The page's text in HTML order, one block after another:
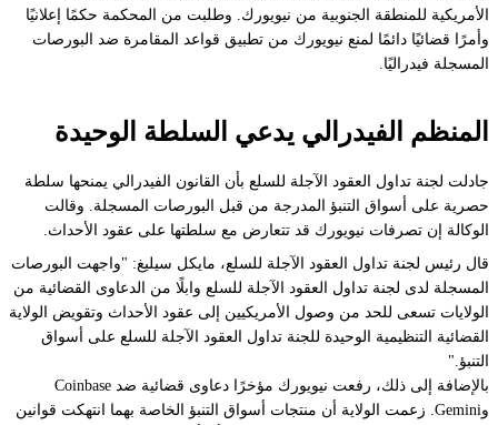
الأمريكية للمنطقة الجنوبية من نيويورك. وطلبت من المحكمة حكمًا إعلانيًا
وأمرًا قضائيًا دائمًا لمنع نيويورك من تطبيق قواعد المقامرة ضد البورصات
المسجلة فيدراليًا.
المنظم الفيدرالي يدعي السلطة الوحيدة
جادلت لجنة تداول العقود الآجلة للسلع بأن القانون الفيدرالي يمنحها سلطة
حصرية على أسواق التنبؤ المدرجة من قبل البورصات المسجلة. وقالت
الوكالة إن تصرفات نيويورك قد تتعارض مع سلطتها على عقود الأحداث.
قال رئيس لجنة تداول العقود الآجلة للسلع، مايكل سيليغ: "واجهت البورصات
المسجلة لدى لجنة تداول العقود الآجلة للسلع وابلًا من الدعاوى القضائية من
الولايات تسعى للحد من وصول الأمريكيين إلى عقود الأحداث وتقويض الولاية
القضائية التنظيمية الوحيدة للجنة تداول العقود الآجلة للسلع على أسواق
التنبؤ."
بالإضافة إلى ذلك، رفعت نيويورك مؤخرًا دعاوى قضائية ضد Coinbase
وGemini. زعمت الولاية أن منتجات أسواق التنبؤ الخاصة بهما انتهكت قوانين